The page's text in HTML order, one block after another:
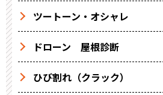
ツートーン・オシャレ
ドローン 屋根診断
ひび割れ（クラック）